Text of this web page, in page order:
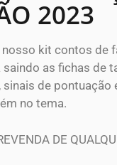
2023
kit contos de
as fichas de
de pontuação
no tema.
DE